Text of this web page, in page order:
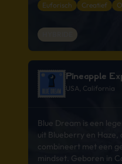
Euforisch Creatief
Pineapple
USA, California
Blue Dream is een
uit Blueberry en
combineert met een
mindset. Geboren in